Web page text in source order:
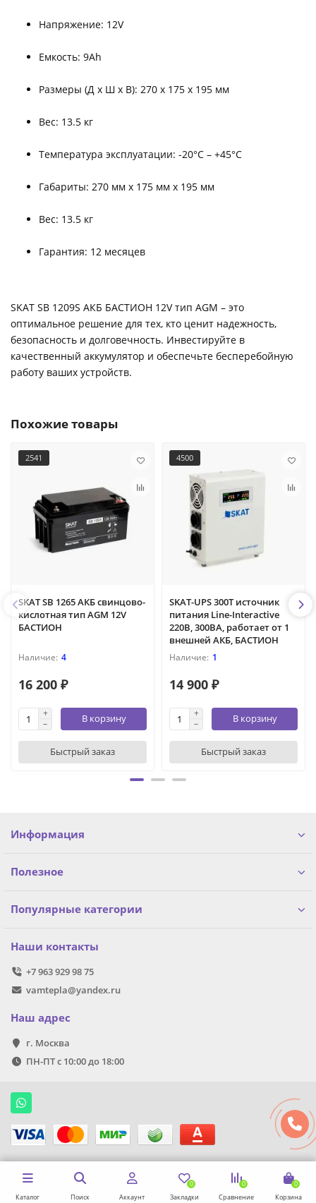
Напряжение: 12V
Емкость: 9Ah
Размеры (Д x Ш x В): 270 x 175 x 195 мм
Вес: 13.5 кг
Температура эксплуатации: -20°C – +45°C
Габариты: 270 мм x 175 мм x 195 мм
Вес: 13.5 кг
Гарантия: 12 месяцев
SKAT SB 1209S АКБ БАСТИОН 12V тип AGM – это
оптимальное решение для тех, кто ценит надежность,
безопасность и долговечность. Инвестируйте в
качественный аккумулятор и обеспечьте бесперебойную
работу ваших устройств.
Похожие товары
2541
SKAT SB 1265 АКБ свинцово-
кислотная тип AGM 12V
БАСТИОН
4
16 200 ₽
В корзину
Быстрый заказ
4500
SKAT-UPS 300T источник
питания Line-Interactive
220В, 300ВА, работает от 1
внешней АКБ, БАСТИОН
1
14 900 ₽
В корзину
Быстрый заказ
Информация
Полезное
Популярные категории
Наши контакты
+7 963 929 98 75
vamtepla@yandex.ru
Наш адрес
г. Москва
ПН-ПТ с 10:00 до 18:00
Каталог Поиск Аккаунт
0
Закладки
0
Сравнение
0
Корзина